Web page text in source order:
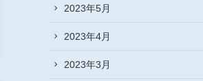
2023年5月
2023年4月
2023年3月